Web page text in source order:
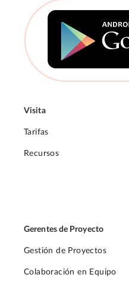
Visita
Tarifas
Recursos
Gerentes de Proyecto
Gestión de Proyectos
Colaboración en Equipo